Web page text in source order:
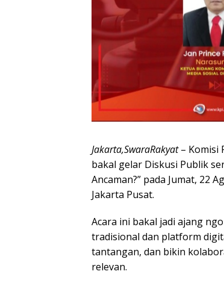
Jakarta,SwaraRakyat– Komisi
bakal gelar Diskusi Publik
Ancaman?” pada Jumat, 22
Jakarta Pusat.
Acara ini bakal jadi ajang
tradisional dan platform
tantangan, dan bikin
relevan.